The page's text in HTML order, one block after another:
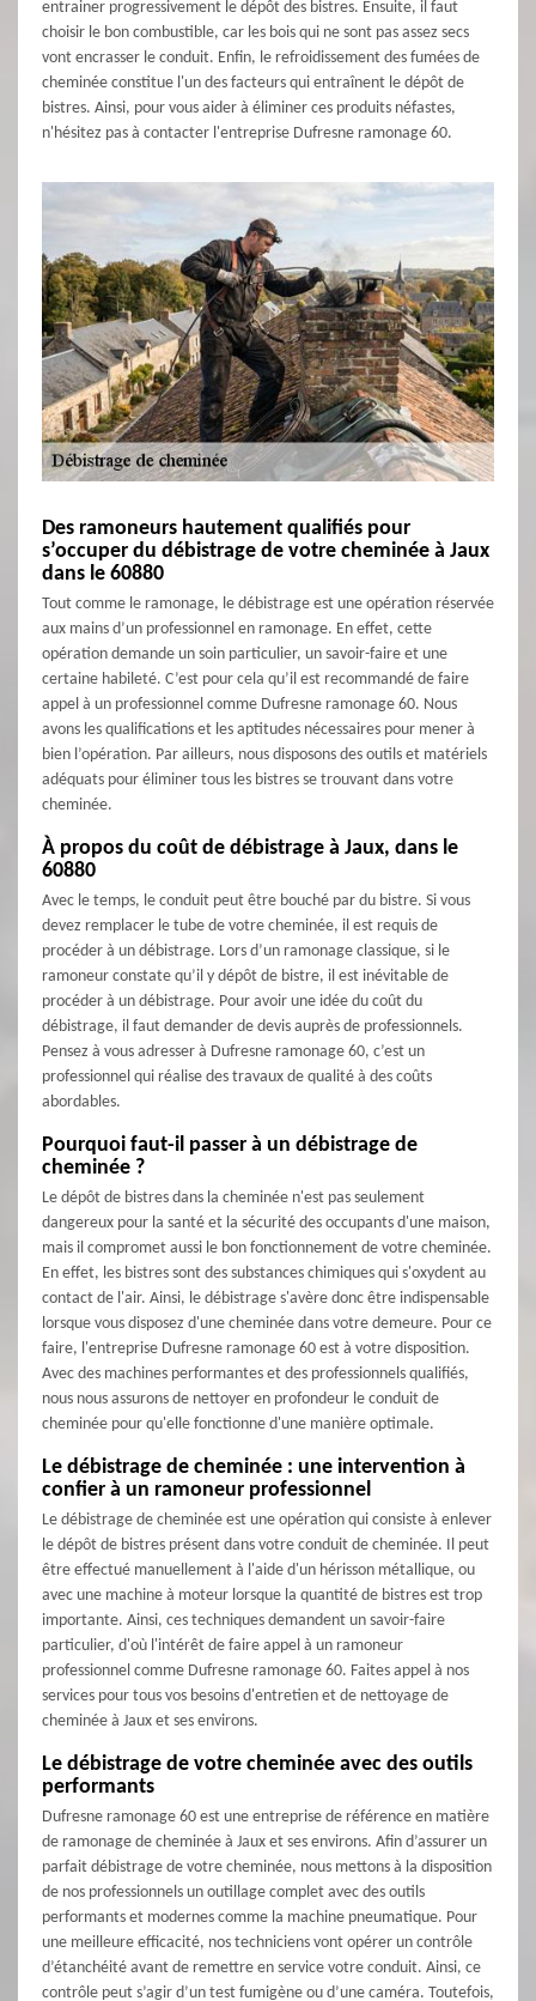
entrainer progressivement le dépôt des bistres. Ensuite, il faut
choisir le bon combustible, car les bois qui ne sont pas assez secs
vont encrasser le conduit. Enfin, le refroidissement des fumées de
cheminée constitue l'un des facteurs qui entraînent le dépôt de
bistres. Ainsi, pour vous aider à éliminer ces produits néfastes,
n'hésitez pas à contacter l'entreprise Dufresne ramonage 60.
Des ramoneurs hautement qualifiés pour
s’occuper du débistrage de votre cheminée à Jaux
dans le 60880
Tout comme le ramonage, le débistrage est une opération réservée
aux mains d’un professionnel en ramonage. En effet, cette
opération demande un soin particulier, un savoir-faire et une
certaine habileté. C’est pour cela qu’il est recommandé de faire
appel à un professionnel comme Dufresne ramonage 60. Nous
avons les qualifications et les aptitudes nécessaires pour mener à
bien l’opération. Par ailleurs, nous disposons des outils et matériels
adéquats pour éliminer tous les bistres se trouvant dans votre
cheminée.
À propos du coût de débistrage à Jaux, dans le
60880
Avec le temps, le conduit peut être bouché par du bistre. Si vous
devez remplacer le tube de votre cheminée, il est requis de
procéder à un débistrage. Lors d’un ramonage classique, si le
ramoneur constate qu’il y dépôt de bistre, il est inévitable de
procéder à un débistrage. Pour avoir une idée du coût du
débistrage, il faut demander de devis auprès de professionnels.
Pensez à vous adresser à Dufresne ramonage 60, c’est un
professionnel qui réalise des travaux de qualité à des coûts
abordables.
Pourquoi faut-il passer à un débistrage de
cheminée ?
Le dépôt de bistres dans la cheminée n'est pas seulement
dangereux pour la santé et la sécurité des occupants d'une maison,
mais il compromet aussi le bon fonctionnement de votre cheminée.
En effet, les bistres sont des substances chimiques qui s'oxydent au
contact de l'air. Ainsi, le débistrage s'avère donc être indispensable
lorsque vous disposez d'une cheminée dans votre demeure. Pour ce
faire, l'entreprise Dufresne ramonage 60 est à votre disposition.
Avec des machines performantes et des professionnels qualifiés,
nous nous assurons de nettoyer en profondeur le conduit de
cheminée pour qu'elle fonctionne d'une manière optimale.
Le débistrage de cheminée : une intervention à
confier à un ramoneur professionnel
Le débistrage de cheminée est une opération qui consiste à enlever
le dépôt de bistres présent dans votre conduit de cheminée. Il peut
être effectué manuellement à l'aide d'un hérisson métallique, ou
avec une machine à moteur lorsque la quantité de bistres est trop
importante. Ainsi, ces techniques demandent un savoir-faire
particulier, d'où l'intérêt de faire appel à un ramoneur
professionnel comme Dufresne ramonage 60. Faites appel à nos
services pour tous vos besoins d'entretien et de nettoyage de
cheminée à Jaux et ses environs.
Le débistrage de votre cheminée avec des outils
performants
Dufresne ramonage 60 est une entreprise de référence en matière
de ramonage de cheminée à Jaux et ses environs. Afin d’assurer un
parfait débistrage de votre cheminée, nous mettons à la disposition
de nos professionnels un outillage complet avec des outils
performants et modernes comme la machine pneumatique. Pour
une meilleure efficacité, nos techniciens vont opérer un contrôle
d’étanchéité avant de remettre en service votre conduit. Ainsi, ce
contrôle peut s’agir d’un test fumigène ou d’une caméra. Toutefois,